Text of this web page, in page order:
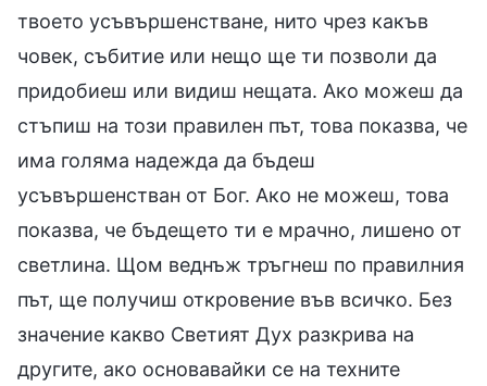
твоето усъвършенстване, нито чрез какъв
човек, събитие или нещо ще ти позволи да
придобиеш или видиш нещата. Ако можеш да
стъпиш на този правилен път, това показва, че
има голяма надежда да бъдеш
усъвършенстван от Бог. Ако не можеш, това
показва, че бъдещето ти е мрачно, лишено от
светлина. Щом веднъж тръгнеш по правилния
път, ще получиш откровение във всичко. Без
значение какво Светият Дух разкрива на
другите, ако основавайки се на техните